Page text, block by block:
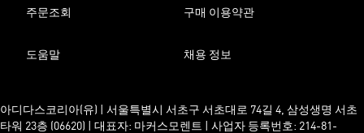
주문조회 구매 이용약관
도움말 채용 정보
아디다스코리아(유) | 서울특별시 서초구 서초대로 74길 4, 삼성생명 서초
타워 23층 (06620) | 대표자: 마커스모렌트 | 사업자 등록번호: 214-81-